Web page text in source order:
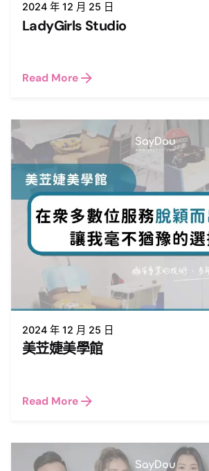
2024 年 12 月 25 日
LadyGirls Studio
Read More
2024 年 12 月 25 日
美苙婕美學館
Read More